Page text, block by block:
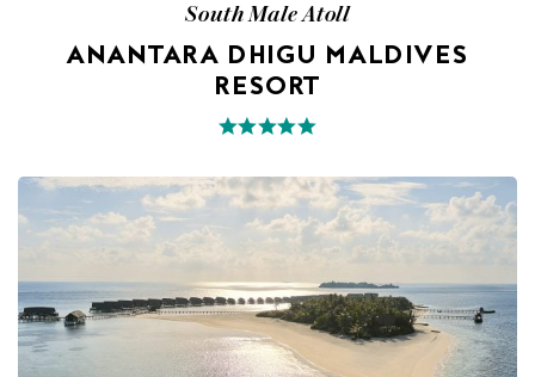
South Male Atoll
ANANTARA DHIGU MALDIVES
RESORT